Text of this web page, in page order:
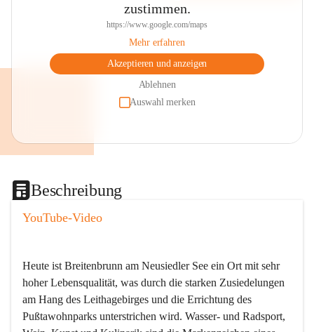
zustimmen.
https://www.google.com/maps
Mehr erfahren
Akzeptieren und anzeigen
Ablehnen
Auswahl merken
Beschreibung
YouTube-Video
Heute ist Breitenbrunn am Neusiedler See ein Ort mit sehr
hoher Lebensqualität, was durch die starken Zusiedelungen
am Hang des Leithagebirges und die Errichtung des
Pußtawohnparks unterstrichen wird. Wasser- und Radsport,